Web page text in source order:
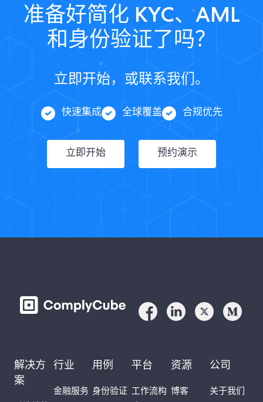
准备好简化 KYC、AML
和身份验证了吗？
立即开始，或联系我们。
快速集成 全球覆盖 合规优先
立即开始 预约演示
解决方
案
行业
金融服务
用例
身份验证
平台
工作流构
资源
博客
公司
关于我们